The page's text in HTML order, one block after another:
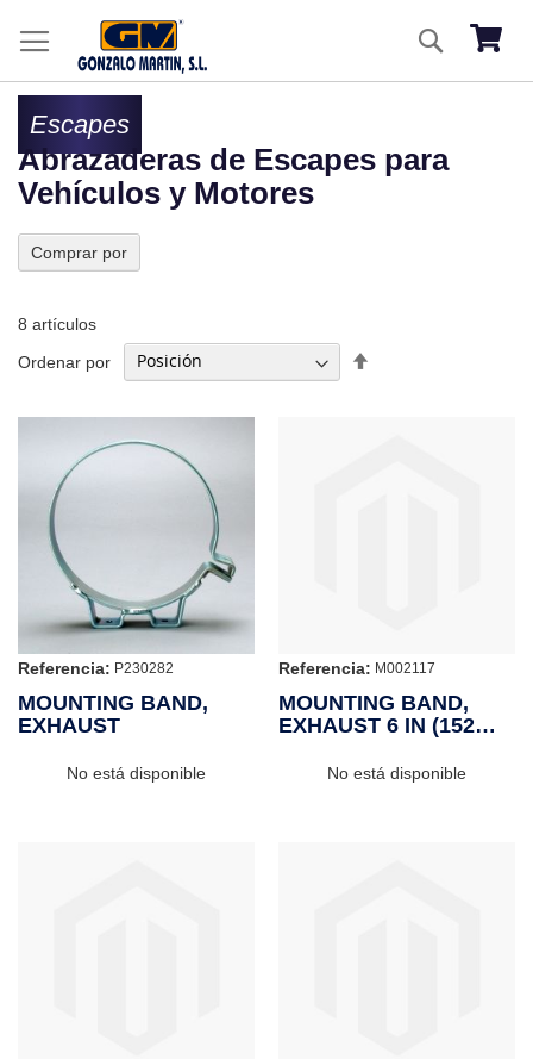
Mi
Buscar
Escapes
Abrazaderas de Escapes para
Vehículos y Motores
8 artículos
Ordenar por
Referencia: P230282
MOUNTING BAND,
EXHAUST
No está disponible
Referencia: M002117
MOUNTING BAND,
EXHAUST 6 IN (152
No está disponible
Comprar por